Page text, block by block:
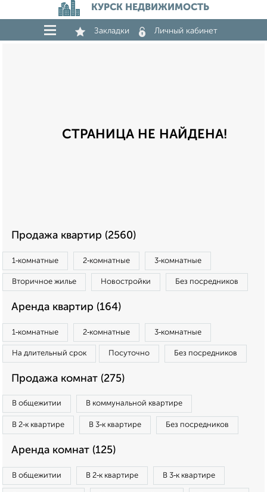
КУРСК НЕДВИЖИМОСТЬ
Закладки Личный кабинет
СТРАНИЦА НЕ НАЙДЕНА!
Продажа квартир (2560)
1‑комнатные 2‑комнатные 3‑комнатные
Вторичное жилье Новостройки Без посредников
Аренда квартир (164)
1‑комнатные 2‑комнатные 3‑комнатные
На длительный срок Посуточно Без посредников
Продажа комнат (275)
В общежитии В коммунальной квартире
В 2‑к квартире В 3‑к квартире Без посредников
Аренда комнат (125)
В общежитии В 2‑к квартире В 3‑к квартире